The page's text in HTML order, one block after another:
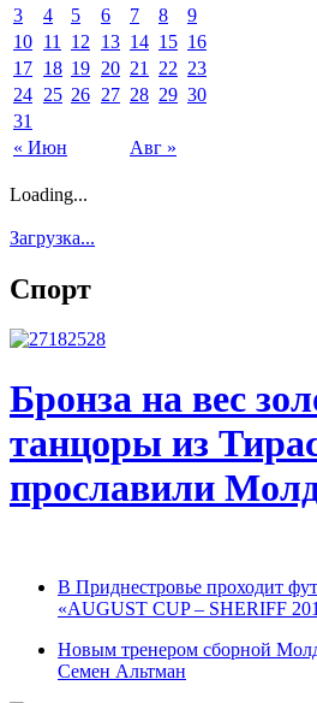
« Июн Авг »
3
4 5 6 7 8
9
10 11 12 13 14 15 16
17 18 19 20 21 22 23
24 25 26 27 28 29 30
31
Loading...
Загрузка...
Спорт
Бронза на вес
танцоры из
прославили
В Приднестровье проходит
«AUGUST CUP – SHERIFF
Новым тренером сборной
Семен Альтман